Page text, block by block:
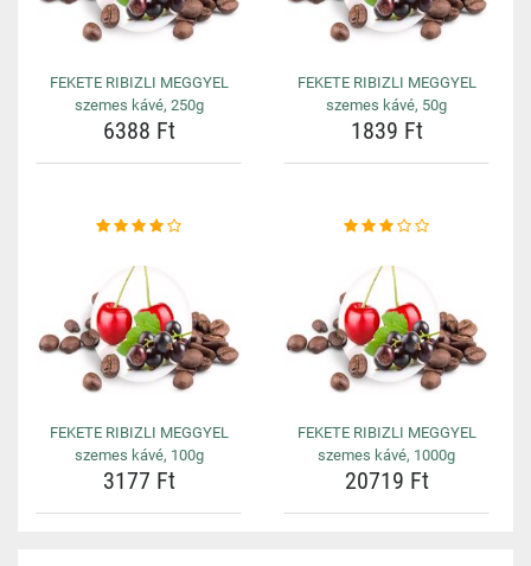
FEKETE RIBIZLI MEGGYEL
szemes kávé, 250g
6388 Ft
FEKETE RIBIZLI MEGGYEL
szemes kávé, 50g
1839 Ft
FEKETE RIBIZLI MEGGYEL
szemes kávé, 100g
3177 Ft
FEKETE RIBIZLI MEGGYEL
szemes kávé, 1000g
20719 Ft